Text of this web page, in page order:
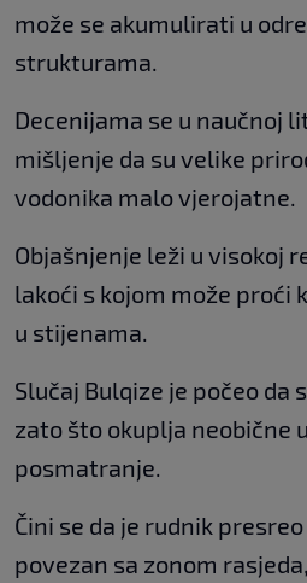
može se akumulirati u
strukturama.
Decenijama se u naučnoj
mišljenje da su velike
vodonika malo vjerojatne.
Objašnjenje leži u visokoj
lakoći s kojom može proći
u stijenama.
Slučaj Bulqize je počeo da
zato što okuplja neobične
posmatranje.
Čini se da je rudnik
povezan sa zonom